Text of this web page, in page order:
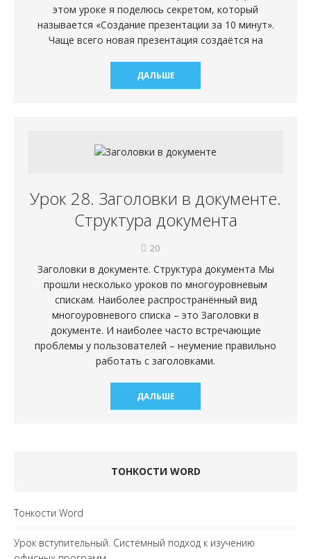
этом уроке я поделюсь секретом, который
называется «Создание презентации за 10 минут».
Чаще всего новая презентация создаётся на
ДАЛЬШЕ
Урок 28. Заголовки в документе.
Структура документа
20
Заголовки в документе. Структура документа Мы
прошли несколько уроков по многоуровневым
спискам. Наиболее распространённый вид
многоуровневого списка – это Заголовки в
документе. И наиболее часто встречающие
проблемы у пользователей – неумение правильно
работать с заголовками.
ДАЛЬШЕ
ТОНКОСТИ WORD
Тонкости Word
Урок вступительный. Системный подход к изучению